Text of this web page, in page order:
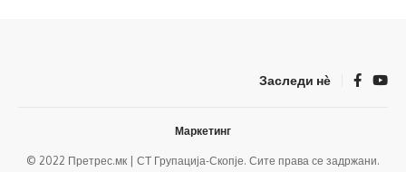
Заследи нѐ
© 2022 Претрес.мк | СТ Групација-Скопје. Сите права се задржани.
Маркетинг